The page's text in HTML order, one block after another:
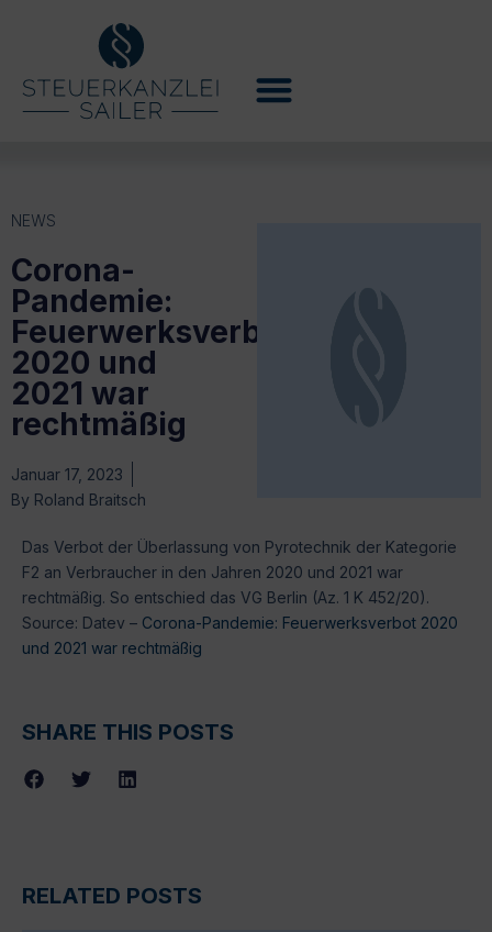
NEWS
Corona-
Pandemie:
Feuerwerksverbot
2020 und
2021 war
rechtmäßig
Januar 17, 2023
By Roland Braitsch
Das Verbot der Überlassung von Pyrotechnik der Kategorie
F2 an Verbraucher in den Jahren 2020 und 2021 war
rechtmäßig. So entschied das VG Berlin (Az. 1 K 452/20).
Source: Datev – Corona-Pandemie: Feuerwerksverbot 2020
und 2021 war rechtmäßig
SHARE THIS POSTS
RELATED POSTS